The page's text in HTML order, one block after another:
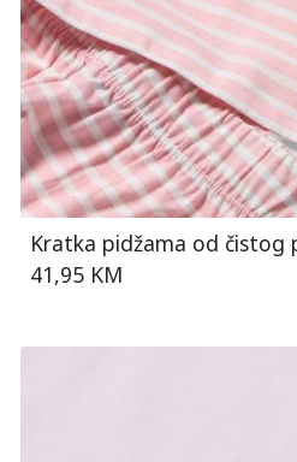
Kratka pidžama od čistog
41,95 KM